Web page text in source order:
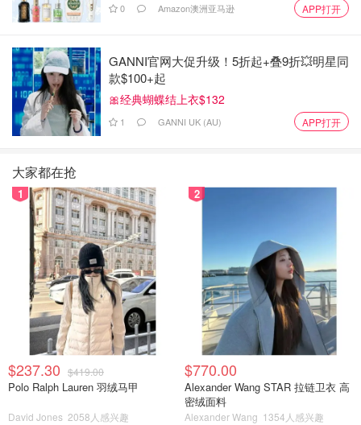
0 Amazon澳洲亚马逊 APP打开
GANNI官网大促升级！5折起+叠9折💥明星同
款$100+起
🎀经典蝴蝶结上衣$132
1 GANNI UK (AU) APP打开
大家都在抢
1
$237.30 $419.00
Polo Ralph Lauren 羽绒马甲
David Jones 2058人感兴趣
2
$770.00
Alexander Wang STAR 拉链卫衣 高
密绒面料
Alexander Wang 1354人感兴趣